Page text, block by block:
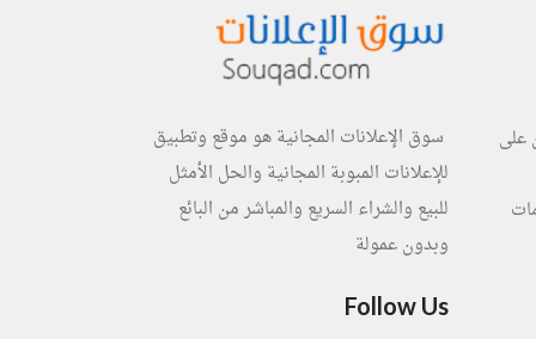
على
سوق الإعلانات المجانية هو موقع وتطبيق
للإعلانات المبوبة المجانية والحل الأمثل
للبيع والشراء السريع والمباشر من البائع
وبدون عمولة
Follow Us